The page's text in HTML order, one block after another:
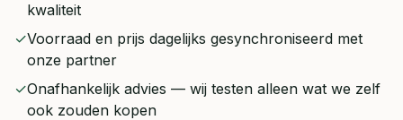
kwaliteit
✓Voorraad en prijs dagelijks gesynchroniseerd met
onze partner
✓Onafhankelijk advies — wij testen alleen wat we zelf
ook zouden kopen